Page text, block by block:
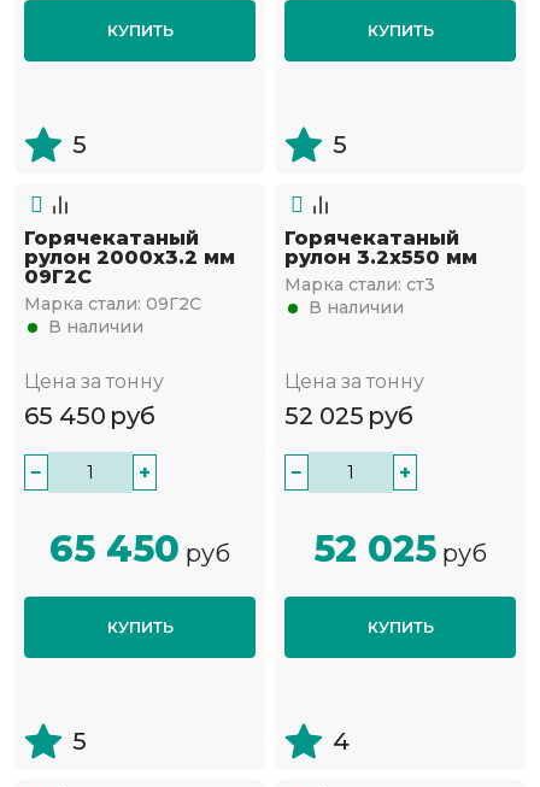
КУПИТЬ
5
КУПИТЬ
5
Горячекатаный
рулон 2000х3.2 мм
09Г2С
Марка стали: 09Г2С
В наличии
Цена за тонну
65 450 руб
− +
65 450 руб
КУПИТЬ
5
Горячекатаный
рулон 3.2х550 мм
Марка стали: ст3
В наличии
Цена за тонну
52 025 руб
− +
52 025 руб
КУПИТЬ
4